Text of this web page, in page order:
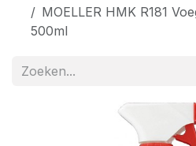
MOELLER HMK R181
500ml